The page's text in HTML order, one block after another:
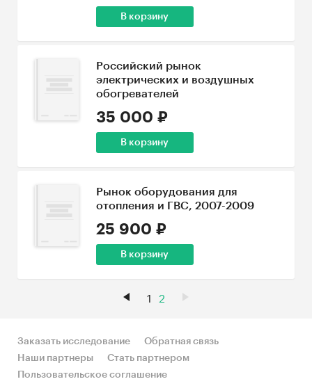
В корзину
Российский рынок
электрических и воздушных
обогревателей
35 000 ₽
В корзину
Рынок оборудования для
отопления и ГВС, 2007-2009
25 900 ₽
В корзину
1 2
Заказать исследование
Обратная связь
Наши партнеры
Стать партнером
Пользовательское соглашение